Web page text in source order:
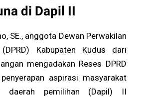
di Dapil II
SE., anggota Dewan Perwakilan
Kabupaten Kudus dari
mengadakan Reses DPRD
aspirasi masyarakat
daerah pemilihan (Dapil) II